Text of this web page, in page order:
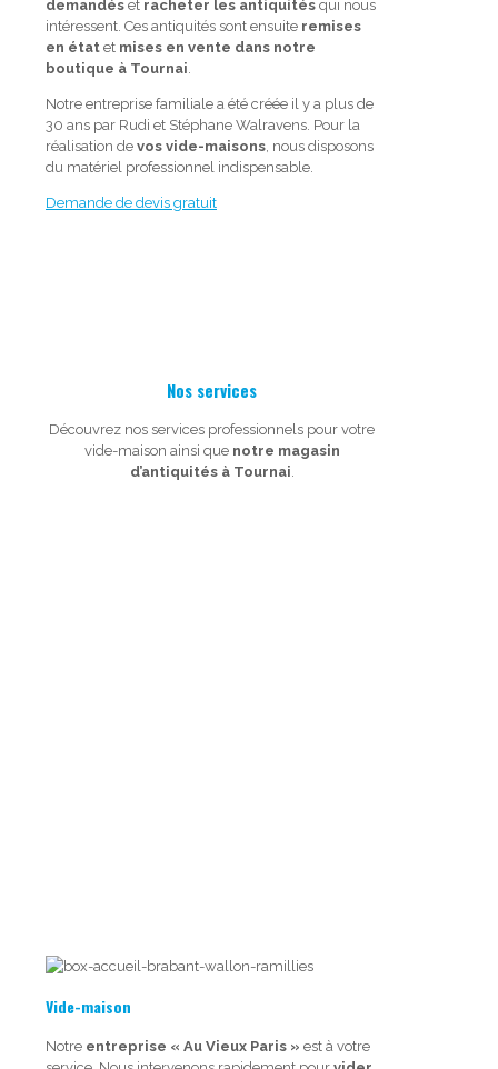
demandés et racheter les antiquités qui nous
intéressent. Ces antiquités sont ensuite remises
en état et mises en vente dans notre
boutique à Tournai.
Notre entreprise familiale a été créée il y a plus de
30 ans par Rudi et Stéphane Walravens. Pour la
réalisation de vos vide-maisons, nous disposons
du matériel professionnel indispensable.
Demande de devis gratuit
Nos services
Découvrez nos services professionnels pour votre
vide-maison ainsi que notre magasin
d’antiquités à Tournai
Vide-maison
Notre entreprise « Au Vieux Paris » est à votre